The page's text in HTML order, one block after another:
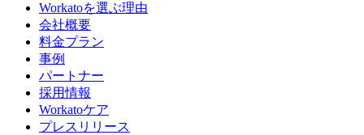
Workatoを選ぶ理由
会社概要
料金プラン
事例
パートナー
採用情報
Workatoケア
プレスリリース